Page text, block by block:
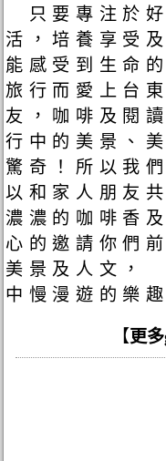
只要專注於好
活，培養享受
能感受到生命
旅行而愛上台
友，咖啡及閱
行中的美景、
驚奇！所以我
以和家人朋友
濃濃的咖啡香
心的邀請你們
美景及人文
中慢漫遊的樂
【更